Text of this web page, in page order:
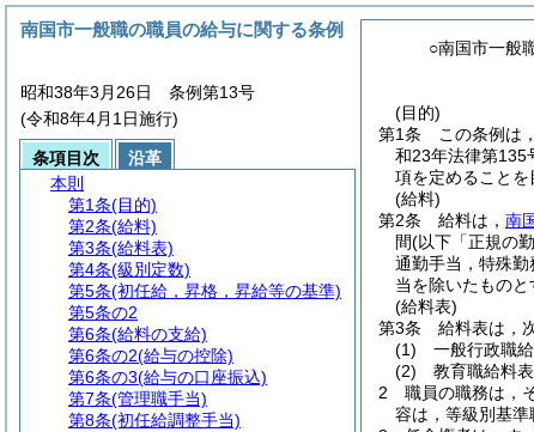
○南国市一般
(目的)
第1条
この条例は
和23年法律第135
項を定めることを
(給料)
第2条
給料は， 南
間(以下「正規の
通勤手当，特殊
当を除いたものと
(給料表)
第3条
給料表は，
(1)
一般行政職
(2)
教育職給料表
2
職員の職務は，
容は，等級別基準
南国市一般職の職員の給与に関する条例
昭和38年3月26日 条例第13号
(令和8年4月1日施行)
条項目次
沿革
本則
第1条(目的)
第2条(給料)
第3条(給料表)
第4条(級別定数)
第5条(初任給，昇格，昇給等の基準)
第5条の2
第6条(給料の支給)
第6条の2(給与の控除)
第6条の3(給与の口座振込)
第7条(管理職手当)
第8条(初任給調整手当)